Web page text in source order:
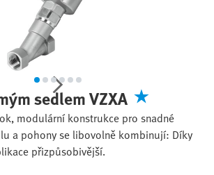
sedlem VZXA
modulární konstrukce pro snadné
a pohony se libovolně kombinují: Díky
přizpůsobivější.